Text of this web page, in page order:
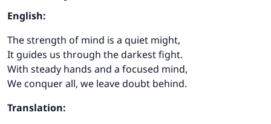
English:
The strength of mind is a quiet might,
It guides us through the darkest fight.
With steady hands and a focused mind,
We conquer all, we leave doubt behind.
Translation: